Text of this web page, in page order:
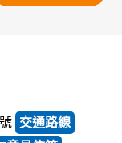
交通路線